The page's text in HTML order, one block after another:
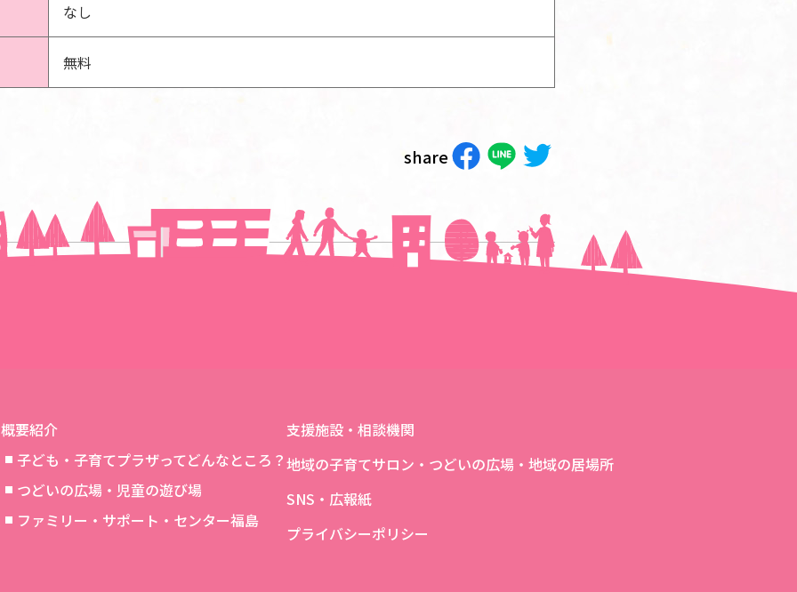
なし
無料
share
次の記事へ＞＞
概要紹介
子ども・子育てプラザってどんなところ？
つどいの広場・児童の遊び場
ファミリー・サポート・センター福島
支援施設・相談機関
地域の子育てサロン・つどいの広場・地域の居場所
SNS・広報紙
プライバシーポリシー